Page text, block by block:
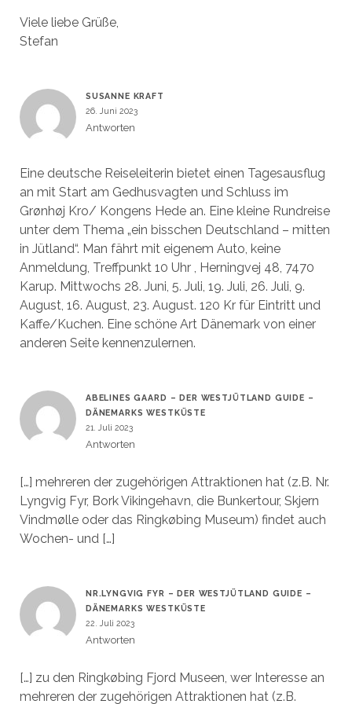
Viele liebe Grüße,
Stefan
SUSANNE KRAFT
26. Juni 2023
Antworten
Eine deutsche Reiseleiterin bietet einen Tagesausflug
an mit Start am Gedhusvagten und Schluss im
Grønhøj Kro/ Kongens Hede an. Eine kleine Rundreise
unter dem Thema „ein bisschen Deutschland – mitten
in Jütland“. Man fährt mit eigenem Auto, keine
Anmeldung, Treffpunkt 10 Uhr , Herningvej 48, 7470
Karup. Mittwochs 28. Juni, 5. Juli, 19. Juli, 26. Juli, 9.
August, 16. August, 23. August. 120 Kr für Eintritt und
Kaffe/Kuchen. Eine schöne Art Dänemark von einer
anderen Seite kennenzulernen.
ABELINES GAARD – DER WESTJÜTLAND GUIDE –
DÄNEMARKS WESTKÜSTE
21. Juli 2023
Antworten
[…] mehreren der zugehörigen Attraktionen hat (z.B. Nr.
Lyngvig Fyr, Bork Vikingehavn, die Bunkertour, Skjern
Vindmølle oder das Ringkøbing Museum) findet auch
Wochen- und […]
NR.LYNGVIG FYR – DER WESTJÜTLAND GUIDE –
DÄNEMARKS WESTKÜSTE
22. Juli 2023
Antworten
[…] zu den Ringkøbing Fjord Museen, wer Interesse an
mehreren der zugehörigen Attraktionen hat (z.B.